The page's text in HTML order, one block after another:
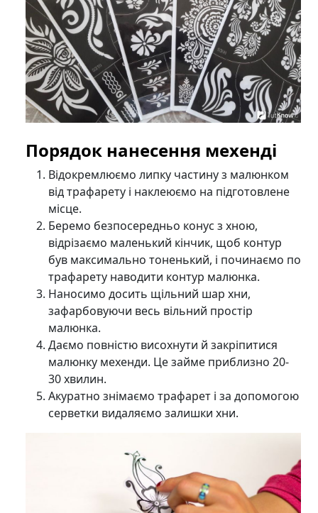
Порядок нанесення мехенді
Відокремлюємо липку частину з малюнком
від трафарету і наклеюємо на підготовлене
місце.
Беремо безпосередньо конус з хною,
відрізаємо маленький кінчик, щоб контур
був максимально тоненький, і починаємо по
трафарету наводити контур малюнка.
Наносимо досить щільний шар хни,
зафарбовуючи весь вільний простір
малюнка.
Даємо повністю висохнути й закріпитися
малюнку мехенди. Це займе приблизно 20-
30 хвилин.
Акуратно знімаємо трафарет і за допомогою
серветки видаляємо залишки хни.